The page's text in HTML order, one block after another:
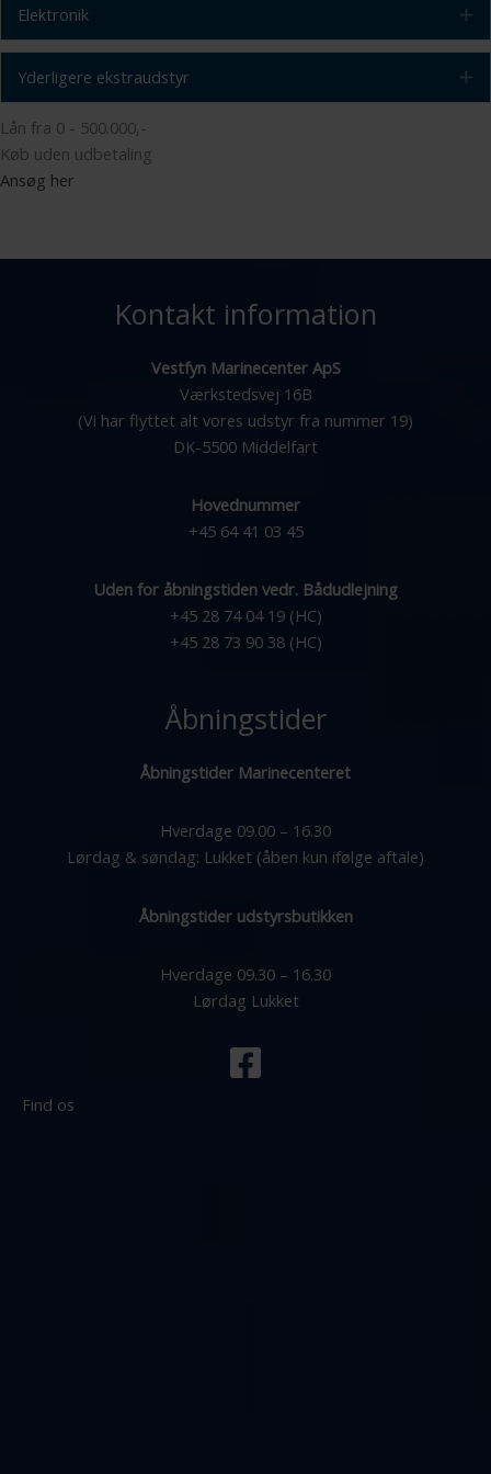
Elektronik
Yderligere ekstraudstyr
Lån fra 0 - 500.000,-
Køb uden udbetaling
Ansøg her
Kontakt information
Vestfyn Marinecenter ApS
Værkstedsvej 16B
(Vi har flyttet alt vores udstyr fra nummer 19)
DK-5500 Middelfart
Hovednummer
+45 64 41 03 45
Uden for åbningstiden vedr. Bådudlejning
+45 28 74 04 19 (HC)
+45 28 73 90 38 (HC)
Åbningstider
Åbningstider Marinecenteret
Hverdage 09.00 – 16.30
Lørdag & søndag: Lukket (åben kun ifølge aftale)
Åbningstider udstyrsbutikken
Hverdage 09.30 – 16.30
Lørdag Lukket
Find os